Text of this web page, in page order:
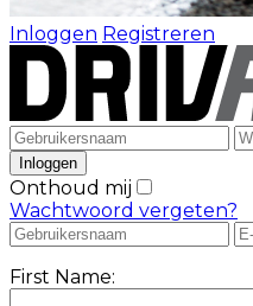
Inloggen Registreren
Onthoud mij
Wachtwoord vergeten?
First Name: